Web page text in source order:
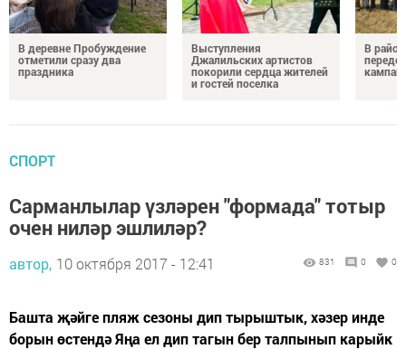
В деревне Пробуждение
отметили сразу два
праздника
Выступления
Джалильских артистов
покорили сердца жителей
и гостей поселка
В
СПОРТ
Сарманлылар үзләрен "формада" тотыр
очен ниләр эшлиләр?
автор, 10 октября 2017 - 12:41 831 0 0
Башта җәйге пляж сезоны дип тырыштык, хәзер инде
борын өстендә Яңа ел дип тагын бер талпынып карыйк